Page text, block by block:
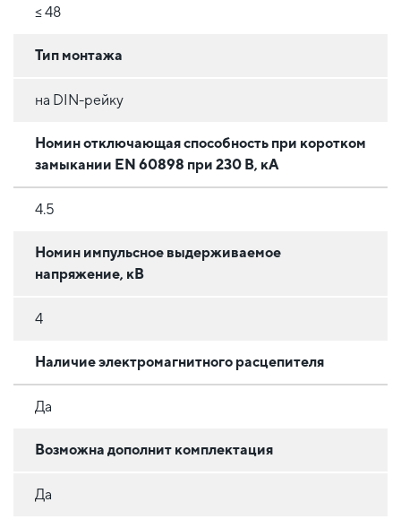
≤ 48
Тип монтажа
на DIN-рейку
Номин отключающая способность при коротком
замыкании EN 60898 при 230 В, кА
4.5
Номин импульсное выдерживаемое
напряжение, кВ
4
Наличие электромагнитного расцепителя
Да
Возможна дополнит комплектация
Да